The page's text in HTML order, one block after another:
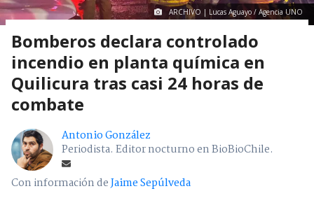
ARCHIVO | Lucas Aguayo / Agencia UNO
Bomberos declara controlado
incendio en planta química en
Quilicura tras casi 24 horas de
combate
Antonio González
Periodista. Editor nocturno en BioBioChile.
Con información deJaime Sepúlveda